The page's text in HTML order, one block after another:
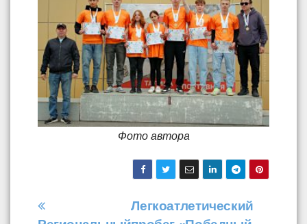
Фото автора
НавигацияЛегкоатлетический